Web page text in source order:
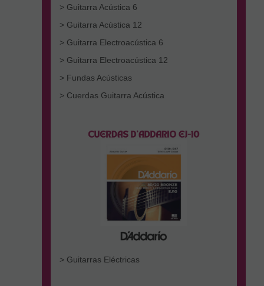
> Guitarra Acústica 6
> Guitarra Acústica 12
> Guitarra Electroacústica 6
> Guitarra Electroacústica 12
> Fundas Acústicas
> Cuerdas Guitarra Acústica
> Guitarras Eléctricas